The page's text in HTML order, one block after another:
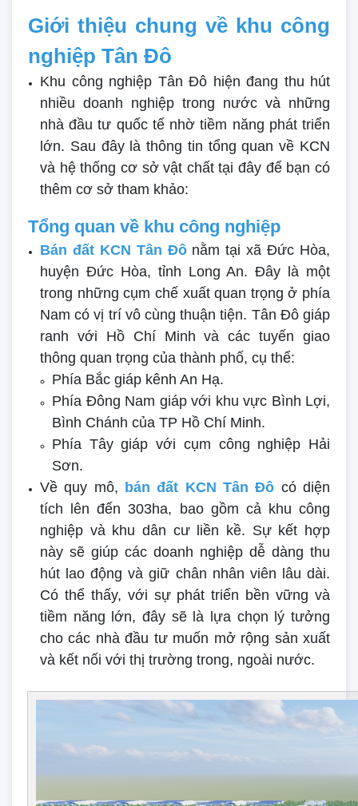
Giới thiệu chung về khu công
nghiệp Tân Đô
Khu công nghiệp Tân Đô hiện đang thu hút
nhiều doanh nghiệp trong nước và những
nhà đầu tư quốc tế nhờ tiềm năng phát triển
lớn. Sau đây là thông tin tổng quan về KCN
và hệ thống cơ sở vật chất tại đây để bạn có
thêm cơ sở tham khảo:
Tổng quan về khu công nghiệp
Bán đất KCN Tân Đônằm tại xã Đức Hòa,
huyện Đức Hòa, tỉnh Long An. Đây là một
trong những cụm chế xuất quan trọng ở phía
Nam có vị trí vô cùng thuận tiện. Tân Đô giáp
ranh với Hồ Chí Minh và các tuyến giao
thông quan trọng của thành phố, cụ thể:
Phía Bắc giáp kênh An Hạ.
Phía Đông Nam giáp với khu vực Bình Lợi,
Bình Chánh của TP Hồ Chí Minh.
Phía Tây giáp với cụm công nghiệp Hải
Sơn.
Về quy mô, bán đất KCN Tân Đô có diện
tích lên đến 303ha, bao gồm cả khu công
nghiệp và khu dân cư liền kề. Sự kết hợp
này sẽ giúp các doanh nghiệp dễ dàng thu
hút lao động và giữ chân nhân viên lâu dài.
Có thể thấy, với sự phát triển bền vững và
tiềm năng lớn, đây sẽ là lựa chọn lý tưởng
cho các nhà đầu tư muốn mở rộng sản xuất
và kết nối với thị trường trong, ngoài nước.